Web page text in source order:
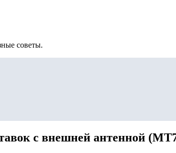
советы.
с внешней антенной